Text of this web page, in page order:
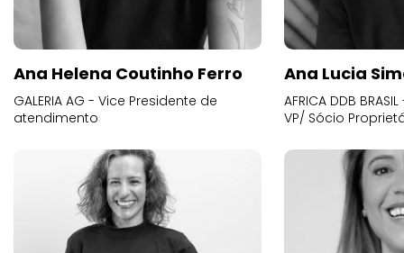
Ana Helena Coutinho Ferro
GALERIA AG - Vice Presidente de
atendimento
Ana Lucia
AFRICA DDB
VP/ Sócio